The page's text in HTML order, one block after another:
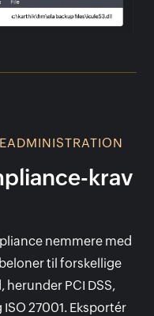
krav
nemmere med
til forskellige
PCI DSS,
ISO 27001. Eksportér